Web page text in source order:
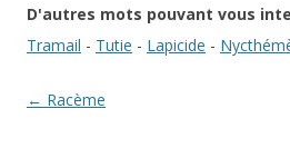
D'autres mots pouvant vous
Tramail - Tutie - Lapicide -
Navigation des articles
← Racème